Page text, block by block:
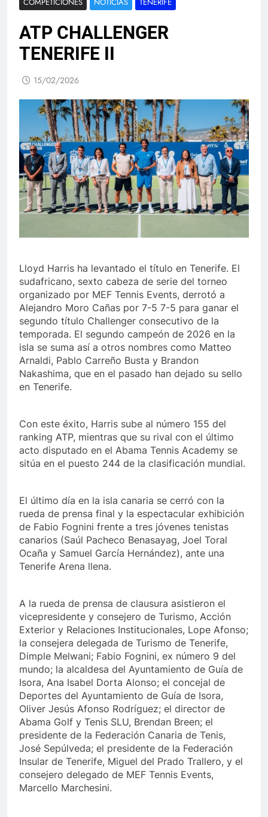
ATP CHALLENGER
TENERIFE II
15/02/2026
Lloyd Harris ha levantado el título en Tenerife. El
sudafricano, sexto cabeza de serie del torneo
organizado por MEF Tennis Events, derrotó a
Alejandro Moro Cañas por 7-5 7-5 para ganar el
segundo título Challenger consecutivo de la
temporada. El segundo campeón de 2026 en la
isla se suma así a otros nombres como Matteo
Arnaldi, Pablo Carreño Busta y Brandon
Nakashima, que en el pasado han dejado su sello
en Tenerife.
Con este éxito, Harris sube al número 155 del
ranking ATP, mientras que su rival con el último
acto disputado en el Abama Tennis Academy se
sitúa en el puesto 244 de la clasificación mundial.
El último día en la isla canaria se cerró con la
rueda de prensa final y la espectacular exhibición
de Fabio Fognini frente a tres jóvenes tenistas
canarios (Saúl Pacheco Benasayag, Joel Toral
Ocaña y Samuel García Hernández), ante una
Tenerife Arena llena.
A la rueda de prensa de clausura asistieron el
vicepresidente y consejero de Turismo, Acción
Exterior y Relaciones Institucionales, Lope Afonso;
la consejera delegada de Turismo de Tenerife,
Dimple Melwani; Fabio Fognini, ex número 9 del
mundo; la alcaldesa del Ayuntamiento de Guía de
Isora, Ana Isabel Dorta Alonso; el concejal de
Deportes del Ayuntamiento de Guía de Isora,
Oliver Jesús Afonso Rodríguez; el director de
Abama Golf y Tenis SLU, Brendan Breen; el
presidente de la Federación Canaria de Tenis,
José Sepúlveda; el presidente de la Federación
Insular de Tenerife, Miguel del Prado Trallero, y el
consejero delegado de MEF Tennis Events,
Marcello Marchesini.